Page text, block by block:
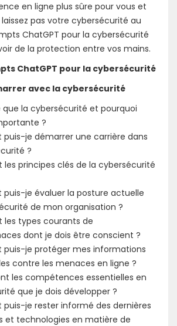
en ligne plus sûre pour vous et
pas votre cybersécurité au
ChatGPT pour la cybersécurité
de la protection entre vos mains.
ChatGPT pour la cybersécurité
avec la cybersécurité
que la cybersécurité et pourquoi
?
je démarrer une carrière dans
?
les principes clés de la cybersécurité
je évaluer la posture actuelle
de mon organisation ?
les types courants de
dont je dois être conscient ?
je protéger mes informations
contre les menaces en ligne ?
les compétences essentielles en
que je dois développer ?
je rester informé des dernières
et technologies en matière de